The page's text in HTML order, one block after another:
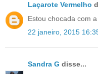
Laçarote Vermelho
Estou chocada com
22 janeiro, 2015
Sandra G disse...